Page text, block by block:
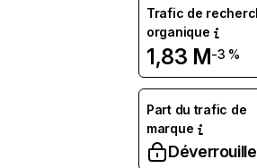
Trafic de
organique
1,83 M-3 %
Part du trafic de
marque